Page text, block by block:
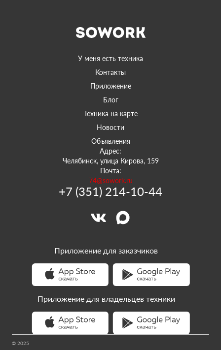
У меня есть техника
Контакты
Приложение
Блог
Техника на карте
Новости
Объявления
Адрес:
Челябинск, улица Кирова, 159
Почта:
74@sowork.ru
+7 (351) 214-10-44
© 2025
Приложение для заказчиков
Приложение для владельцев техники